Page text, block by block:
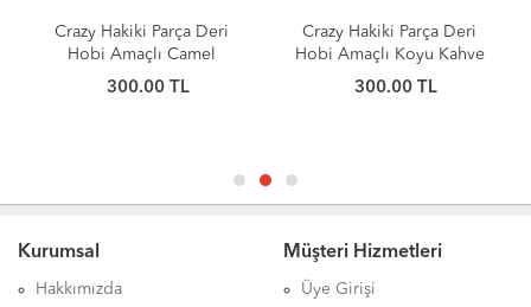
Crazy Hakiki Parça Deri
Hobi Amaçlı Camel
300.00 TL
Crazy Hakiki Parça Deri
Hobi Amaçlı Koyu Kahve
300.00 TL
Kurumsal
Hakkımızda
Müşteri Hizmetleri
Üye Girişi